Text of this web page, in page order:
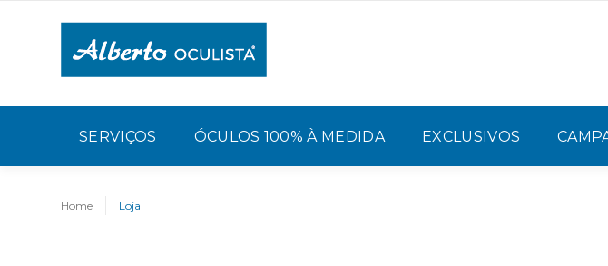
SERVIÇOS ÓCULOS 100% À MEDIDA EXCLUSIVOS
Home Loja